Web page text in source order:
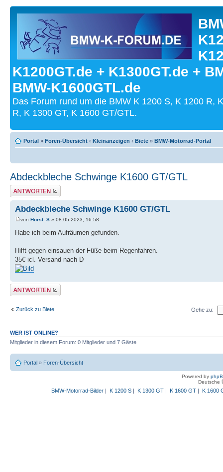
K1200GT.de + K1300GT.de +
BMW-K1600GTL.de
Das Forum rund um die BMW K 1200 S, K 1200 R,
R, K 1300 GT, K 1600 GT/GTL.
Portal » Foren-Übersicht ‹ Kleinanzeigen ‹ Biete » BMW-Motorrad-Portal
Abdeckbleche Schwinge K1600 GT/GTL
Antwort schreiben
Abdeckbleche Schwinge K1600 GT/GTL
von Horst_S » 08.05.2023, 16:58
Habe ich beim Aufräumen gefunden.
Hilft gegen einsauen der Füße beim Regenfahren.
35€ icl. Versand nach D
Antwort schreiben
Zurück zu Biete Gehe zu:
WER IST ONLINE?
Mitglieder in diesem Forum: 0 Mitglieder und 7 Gäste
Portal » Foren-Übersicht
Powered by
Deutsche
BMW-Motorrad-Bilder| K 1200 S| K 1300 GT| K 1600 GT| K 1600